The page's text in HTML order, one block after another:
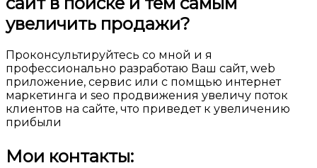
увеличить продажи?
Проконсультируйтесь со мной и я
профессионально разработаю Ваш сайт, web
приложение, сервис или с помщью интернет
маркетинга и seo продвижения увеличу поток
клиентов на сайте, что приведет к увеличению
прибыли
Мои контакты: